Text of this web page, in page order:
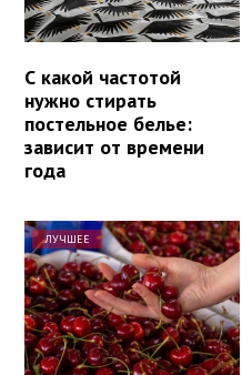
С какой частотой
нужно стирать
постельное белье:
зависит от времени
года
ЛУЧШЕЕ